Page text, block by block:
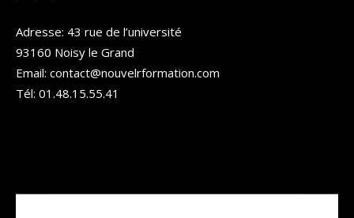
Adresse: 43 rue de l’université
93160 Noisy le Grand
Email: contact@nouvelrformation.com
Tél: 01.48.15.55.41